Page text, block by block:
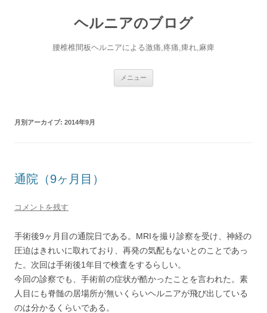
ヘルニアのブログ
腰椎椎間板ヘルニアによる激痛,疼痛,痺れ,麻痺
メニュー
月別アーカイブ: 2014年9月
通院（9ヶ月目）
コメントを残す
手術後9ヶ月目の通院日である。MRIを撮り診察を受け、神経の
圧迫はきれいに取れており、再発の気配もないとのことであっ
た。次回は手術後1年目で検査をするらしい。
今回の診察でも、手術前の症状が酷かったことを言われた。素
人目にも脊髄の居場所が無いくらいヘルニアが飛び出している
のは分かるくらいである。